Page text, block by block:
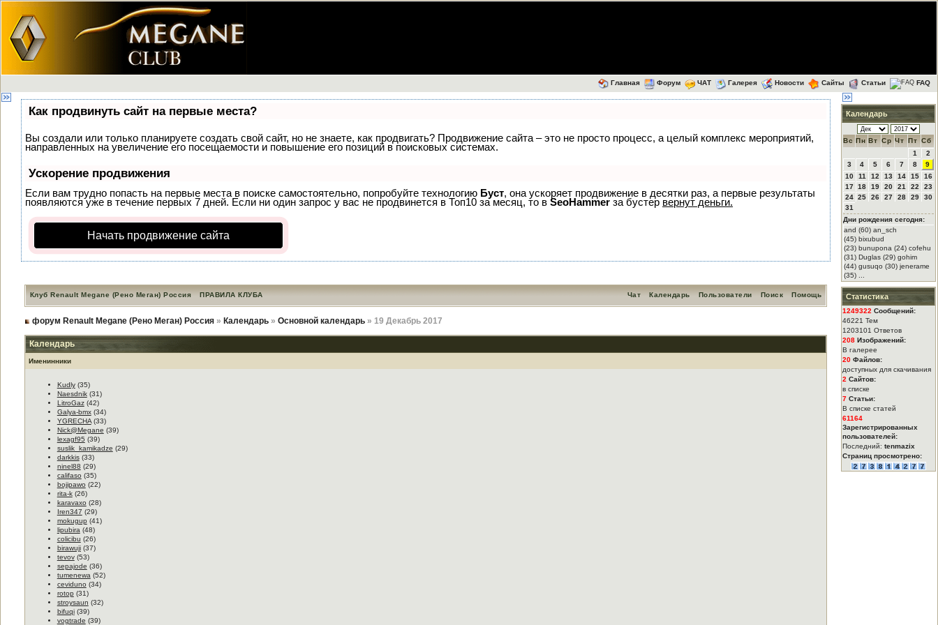
Главная Форум ЧАТ Галерея Новости Сайты Статьи FAQ
Как продвинуть сайт на первые места?
Вы создали или только планируете создать свой сайт, но не знаете, как продвигать? Продвижение сайта – это не просто процесс, а целый комплекс мероприятий,
направленных на увеличение его посещаемости и повышение его позиций в поисковых системах.
Ускорение продвижения
Если вам трудно попасть на первые места в поиске самостоятельно, попробуйте технологию Буст, она ускоряет продвижение в десятки раз, а первые результаты
появляются уже в течение первых 7 дней. Если ни один запрос у вас не продвинется в Топ10 за месяц, то в SeoHammer за бустер вернут деньги.
Начать продвижение сайта
Клуб Renault Megane (Рено Меган) Россия ПРАВИЛА КЛУБА Помощь
Поиск
Пользователи
Календарь
Чат
форум Renault Megane (Рено Меган) Россия» Календарь» Основной календарь» 19 Декабрь 2017
Календарь
Именинники
Kudly(35)
Naesdnik(31)
LitroGaz(42)
Galya-bmx(34)
YGRECHA(33)
Nick@Megane (39)
lexagf95 (39)
suslik_kamikadze (29)
darkkis(33)
ninel88 (29)
califaso (35)
bojipawo (22)
rita-k(26)
karavaxo (28)
Iren347 (29)
mokugup (41)
lipubira (48)
colicibu (26)
birawuji(37)
tevov(53)
sepajode (36)
tumenewa (52)
ceviduno (34)
rotop (31)
stroysaun (32)
bifuqi(39)
vogtrade (39)
Календарь
Вс Пн Вт Ср Чт Пт Сб
1
2
3
4 5 6 7 8
9
10
11 12 13 14 15
16
17 18 19 20 21 22
23
24 25 26 27 28 29
30
31
Дни рождения сегодня:
and (60) an_sch
(45) bixubud
(23) bunupona (24) cofehu
(31) Duglas (29) gohim
(44) gusuqo (30) jenerame
(35) ...
Статистика
1249322 Сообщений:
46221 Тем
1203101 Ответов
208 Изображений:
В галерее
20 Файлов:
доступных для скачивания
2 Сайтов:
в списке
7 Статьи:
В списке статей
61164
Зарегистрированных
пользователей:
Последний: tenmazix
Страниц просмотрено: